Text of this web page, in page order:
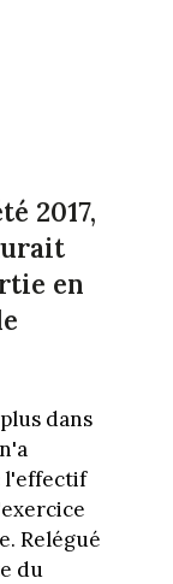
2017,
en
dans
l'effectif
Relégué
du